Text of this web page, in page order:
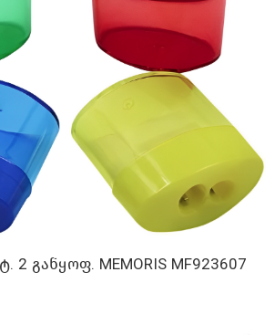
ᲓᲐᲛᲐᲢᲔᲑᲐ
განყოფ. MEMORIS MF923607